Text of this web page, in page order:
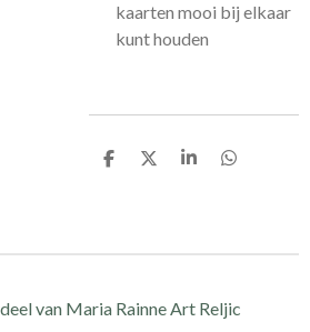
kaarten mooi bij elkaar
kunt houden
D
D
S
D
van Maria Rainne Art Reljic